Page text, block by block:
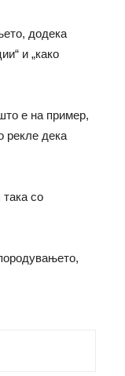
додека
и „како
е на пример,
рекле дека
со